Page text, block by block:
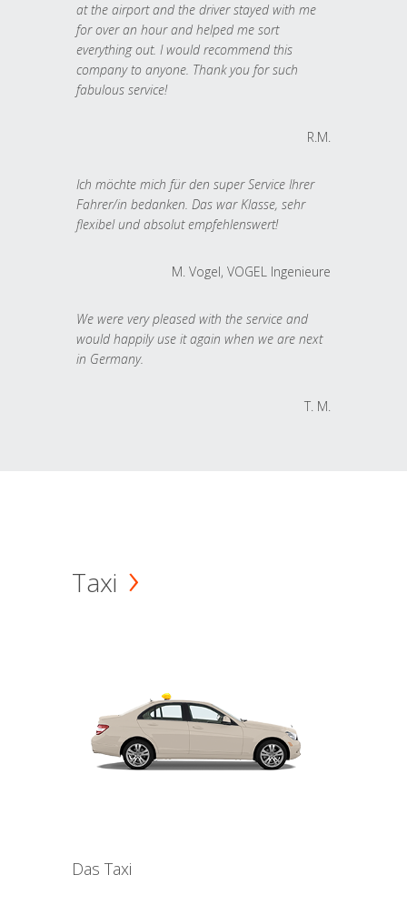
at the airport and the driver stayed with me
for over an hour and helped me sort
everything out. I would recommend this
company to anyone. Thank you for such
fabulous service!
R.M.
Ich möchte mich für den super Service Ihrer
Fahrer/in bedanken. Das war Klasse, sehr
flexibel und absolut empfehlenswert!
M. Vogel, VOGEL Ingenieure
We were very pleased with the service and
would happily use it again when we are next
in Germany.
T. M.
Taxi
Das Taxi